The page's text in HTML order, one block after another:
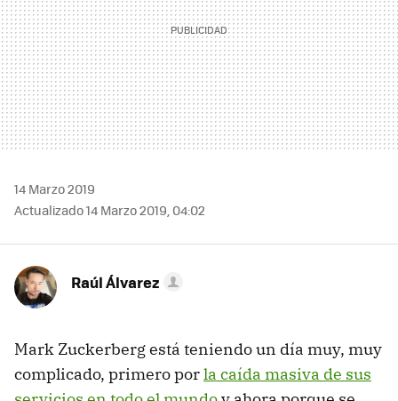
14 Marzo 2019
Actualizado 14 Marzo 2019, 04:02
Raúl Álvarez
Mark Zuckerberg está teniendo un día muy, muy
complicado, primero porla caída masiva de sus